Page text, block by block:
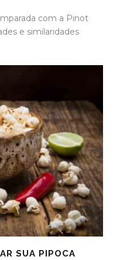
com a Pinot
e similaridades
SUA PIPOCA